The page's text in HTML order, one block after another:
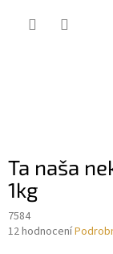
Ta naša
1kg
7584
Průměrné
12 hodnocení